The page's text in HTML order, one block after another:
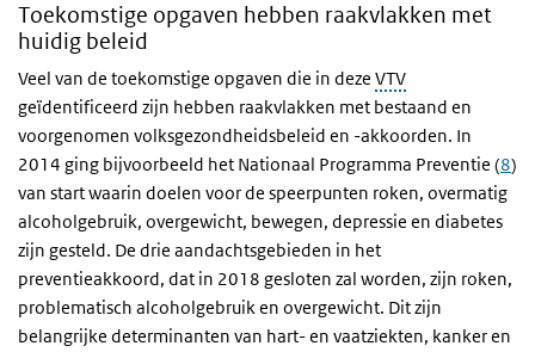
Toekomstige opgaven hebben raakvlakken met
huidig beleid
Veel van de toekomstige opgaven die in deze VTV
geïdentificeerd zijn hebben raakvlakken met bestaand en
voorgenomen volksgezondheidsbeleid en -akkoorden. In
2014 ging bijvoorbeeld het Nationaal Programma Preventie (8)
van start waarin doelen voor de speerpunten roken, overmatig
alcoholgebruik, overgewicht, bewegen, depressie en diabetes
zijn gesteld. De drie aandachtsgebieden in het
preventieakkoord, dat in 2018 gesloten zal worden, zijn roken,
problematisch alcoholgebruik en overgewicht. Dit zijn
belangrijke determinanten van hart- en vaatziekten, kanker en